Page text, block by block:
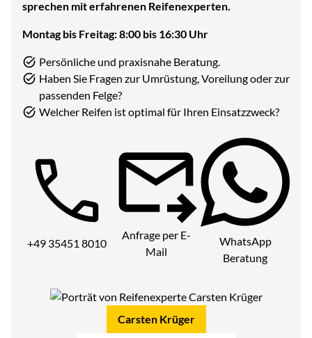
sprechen mit erfahrenen Reifenexperten.
Montag bis Freitag: 8:00 bis 16:30 Uhr
Persönliche und praxisnahe Beratung.
Haben Sie Fragen zur Umrüstung, Voreilung oder zur
passenden Felge?
Welcher Reifen ist optimal für Ihren Einsatzzweck?
Telefon:
+49 35451 8010
Anfrage per E-
Mail
WhatsApp
Beratung
Carsten Krüger